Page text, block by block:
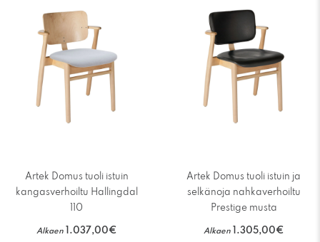
Artek Domus tuoli istuin
kangasverhoiltu Hallingdal
110
Alkaen 1.037,00€
Artek Domus tuoli istuin ja
selkänoja nahkaverhoiltu
Prestige musta
Alkaen 1.305,00€